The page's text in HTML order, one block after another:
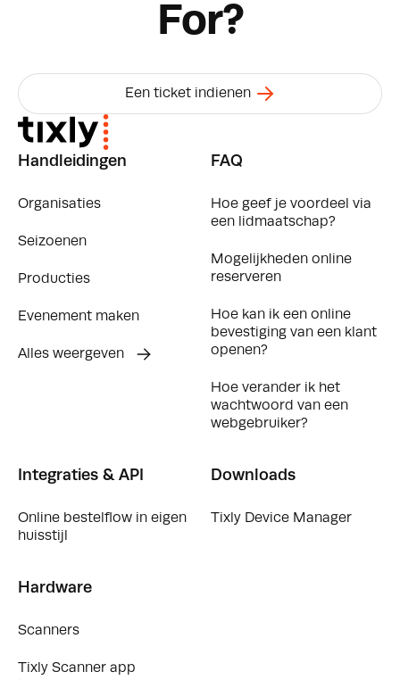
For?
Een ticket indienen
Handleidingen
Organisaties
Seizoenen
Producties
Evenement maken
Alles weergeven
FAQ
Hoe geef je voordeel via
een lidmaatschap?
Mogelijkheden online
reserveren
Hoe kan ik een online
bevestiging van een klant
openen?
Hoe verander ik het
wachtwoord van een
webgebruiker?
Integraties & API
Online bestelflow in eigen
huisstijl
Downloads
Tixly Device Manager
Hardware
Scanners
Tixly Scanner app